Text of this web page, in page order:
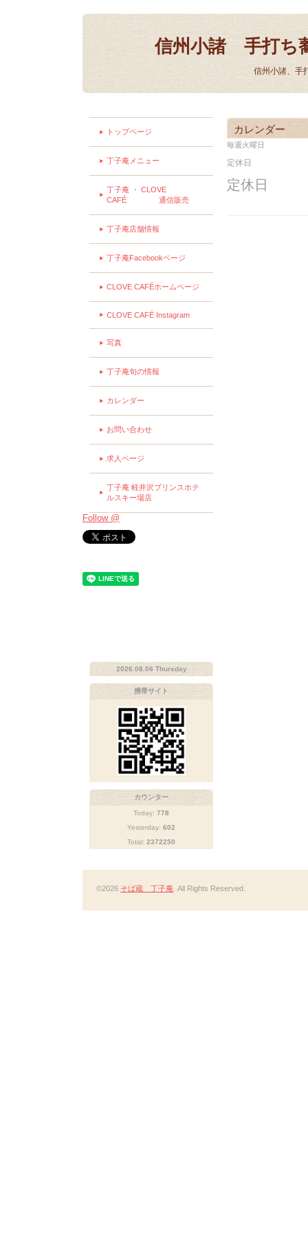
信州小諸 手打ち
信州小諸、手
カレンダー
毎週火曜日
定休日
定休日
トップページ
丁子庵メニュー
丁子庵 ・ CLOVE
CAFÉ 通信販売
丁子庵店舗情報
丁子庵Facebookページ
CLOVE CAFÉホームページ
CLOVE CAFÉ Instagram
写真
丁子庵旬の情報
カレンダー
お問い合わせ
求人ページ
丁子庵 軽井沢プリンスホテ
ルスキー場店
Follow @
2026.08.06 Thursday
携帯サイト
カウンター
Today: 778
Yesterday: 602
Total: 2372250
©2026 そば蔵 丁子庵 . All Rights Reserved.